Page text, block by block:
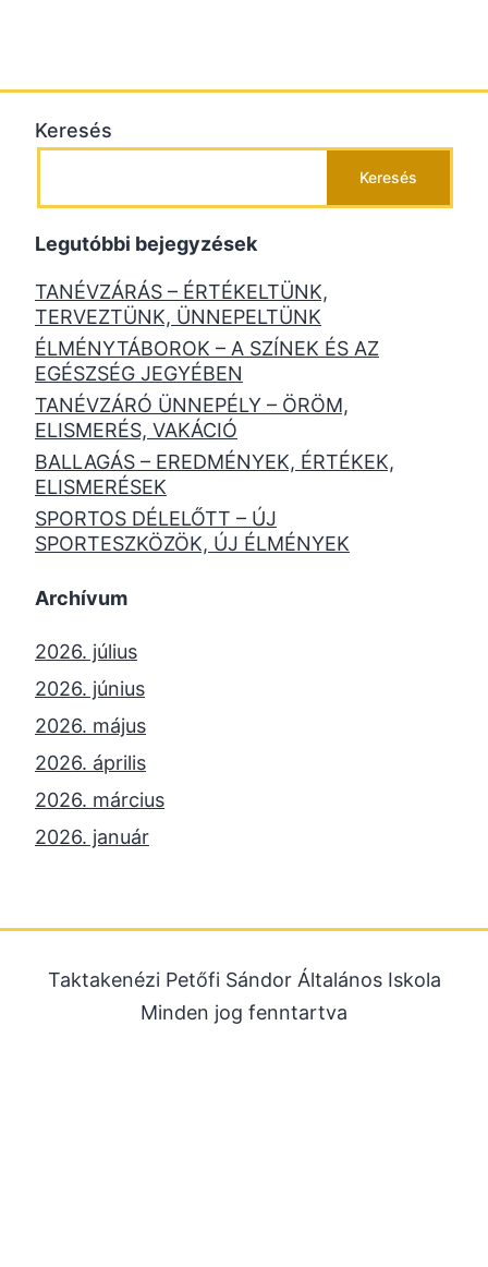
Keresés
Keresés
Legutóbbi bejegyzések
TANÉVZÁRÁS – ÉRTÉKELTÜNK,
TERVEZTÜNK, ÜNNEPELTÜNK
ÉLMÉNYTÁBOROK – A SZÍNEK ÉS AZ
EGÉSZSÉG JEGYÉBEN
TANÉVZÁRÓ ÜNNEPÉLY – ÖRÖM,
ELISMERÉS, VAKÁCIÓ
BALLAGÁS – EREDMÉNYEK, ÉRTÉKEK,
ELISMERÉSEK
SPORTOS DÉLELŐTT – ÚJ
SPORTESZKÖZÖK, ÚJ ÉLMÉNYEK
Archívum
2026. július
2026. június
2026. május
2026. április
2026. március
2026. január
2025. július
2025. június
Taktakenézi Petőfi Sándor Általános Iskola
Minden jog fenntartva